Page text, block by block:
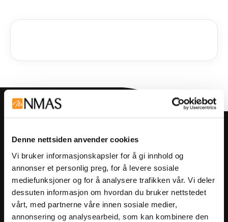
Denne nettsiden anvender cookies
Vi bruker informasjonskapsler for å gi innhold og
annonser et personlig preg, for å levere sosiale
mediefunksjoner og for å analysere trafikken vår. Vi deler
dessuten informasjon om hvordan du bruker nettstedet
vårt, med partnerne våre innen sosiale medier,
annonsering og analysearbeid, som kan kombinere den
Meld deg på vårt nyhetsbrev!
arrangementer og kampanjer.
Meld på nyhetsbrev